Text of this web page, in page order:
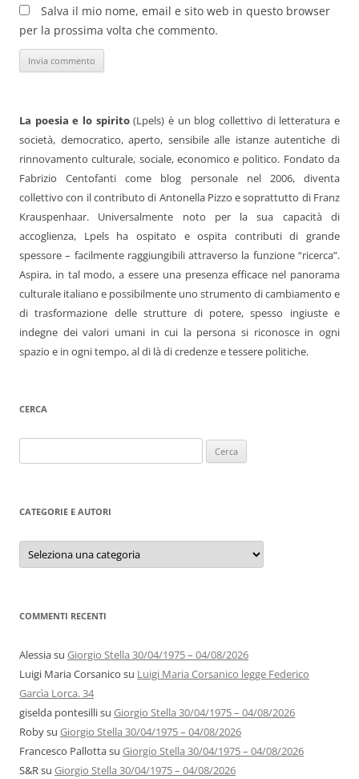
Salva il mio nome, email e sito web in questo browser
per la prossima volta che commento.
La poesia e lo spirito(Lpels) è un blog collettivo di letteratura e
società, democratico, aperto, sensibile alle istanze autentiche di
rinnovamento culturale, sociale, economico e politico. Fondato da
Fabrizio Centofanti come blog personale nel 2006, diventa
collettivo con il contributo di Antonella Pizzo e soprattutto di Franz
Krauspenhaar. Universalmente noto per la sua capacità di
accoglienza, Lpels ha ospitato e ospita contributi di grande
spessore – facilmente raggiungibili attraverso la funzione “ricerca”.
Aspira, in tal modo, a essere una presenza efficace nel panorama
culturale italiano e possibilmente uno strumento di cambiamento e
di trasformazione delle strutture di potere, spesso ingiuste e
indegne dei valori umani in cui la persona si riconosce in ogni
spazio e in ogni tempo, al di là di credenze e tessere politiche.
CERCA
per:
CATEGORIE E AUTORI
Categorie
autori
COMMENTI RECENTI
Alessiasu Giorgio Stella 30/04/1975 – 04/08/2026
Luigi Maria Corsanico su Luigi Maria Corsanico legge Federico
Garcìa Lorca. 34
giselda pontesillisu Giorgio Stella 30/04/1975 – 04/08/2026
Robysu Giorgio Stella 30/04/1975 – 04/08/2026
Francesco Pallottasu Giorgio Stella 30/04/1975 – 04/08/2026
S&Rsu Giorgio Stella 30/04/1975 – 04/08/2026